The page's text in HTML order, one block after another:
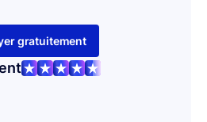
gratuitement